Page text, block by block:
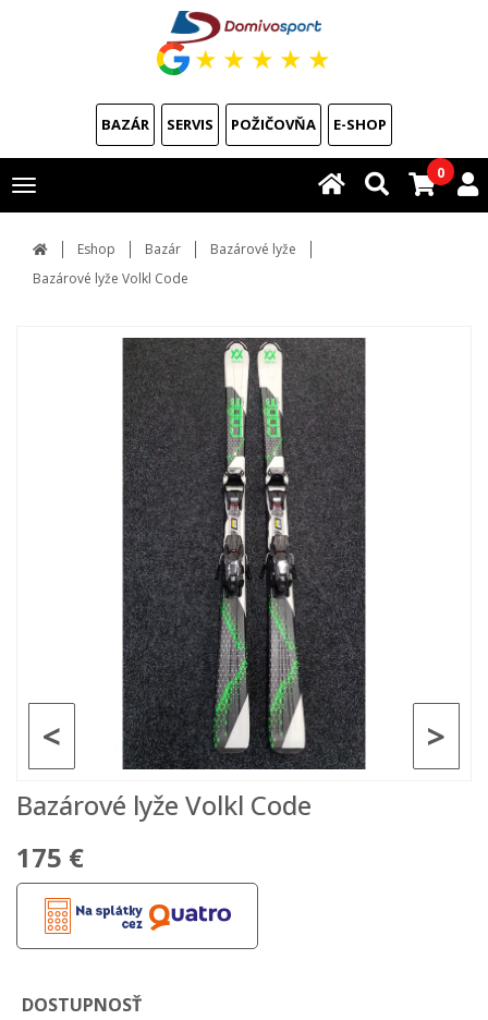
★ ★ ★ ★ ★
BAZÁR SERVIS POŽIČOVŇA E-SHOP
Toggle
navigation
0
Eshop Bazár
Bazárové lyže
Bazárové lyže Volkl Code
>
<
Bazárové lyže Volkl Code
175 €
DOSTUPNOSŤ